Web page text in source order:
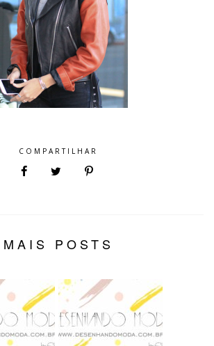
COMPARTILHAR
MAIS POSTS